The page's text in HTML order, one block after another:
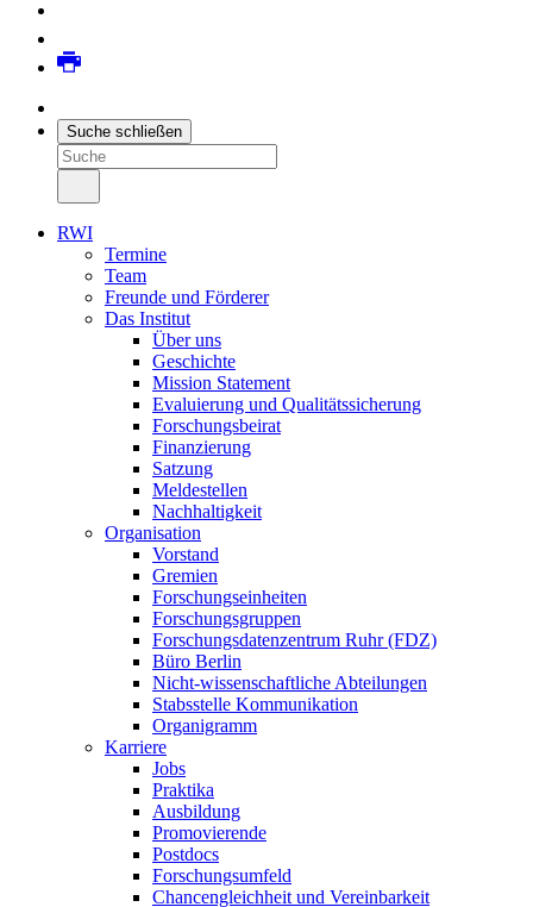
Suche schließen
RWI
Termine
Team
Freunde und Förderer
Das Institut
Über uns
Geschichte
Mission Statement
Evaluierung und Qualitätssicherung
Forschungsbeirat
Finanzierung
Satzung
Meldestellen
Nachhaltigkeit
Organisation
Vorstand
Gremien
Forschungseinheiten
Forschungsgruppen
Forschungsdatenzentrum Ruhr (FDZ)
Büro Berlin
Nicht-wissenschaftliche Abteilungen
Stabsstelle Kommunikation
Organigramm
Karriere
Jobs
Praktika
Ausbildung
Promovierende
Postdocs
Forschungsumfeld
Chancengleichheit und Vereinbarkeit